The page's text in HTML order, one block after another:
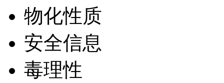
物化性质
安全信息
毒理性